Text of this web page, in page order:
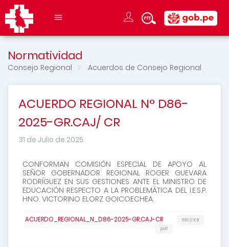
Normatividad
Consejo Regional Acuerdos de Consejo Regional
ACUERDO REGIONAL N° D86-
2025-GR.CAJ/ CR
31 de Julio de 2025
CONFORMAN COMISIÓN ESPECIAL DE APOYO AL
SEÑOR GOBERNADOR REGIONAL ROGER GUEVARA
RODRÍGUEZ EN SUS GESTIONES ANTE EL MINISTRO DE
EDUCACIÓN RESPECTO A LA PROBLEMÁTICA DEL I.E.S.P.
HNO. VICTORINO ELORZ GOICOECHEA.
ACUERDO_REGIONAL_N_D86-2025-GR.CAJ-CR
651,0 KB
pdf